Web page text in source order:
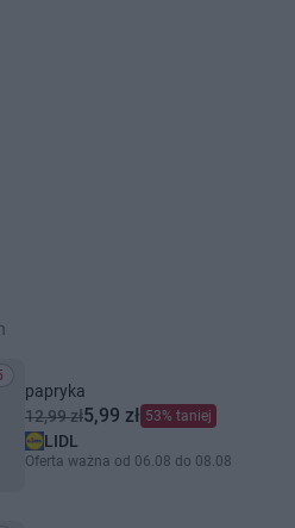
papryka
12,99 zł5,99 zł 53% taniej
LIDL
Oferta ważna od 06.08 do 08.08